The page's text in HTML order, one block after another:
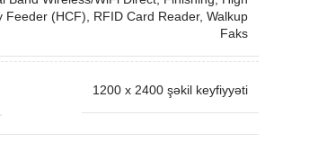
Feeder (HCF), RFID Card Reader, Walkup
Faks
1200 x 2400 şəkil keyfiyyəti